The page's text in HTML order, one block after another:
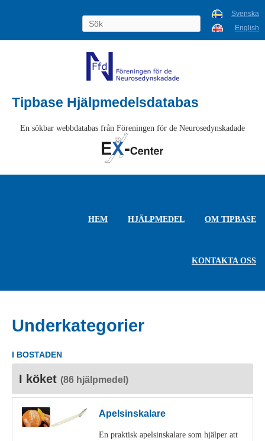
Svenska
English
Tipbase Hjälpmedelsdatabas
En sökbar webbdatabas från Föreningen för de Neurosedynskadade
HEM HJÄLPMEDEL OM TIPBASE
KONTAKTA OSS
Underkategorier
I BOSTADEN
I köket (86 hjälpmedel)
Apelsinskalare
En praktisk apelsinskalare som hjälper att